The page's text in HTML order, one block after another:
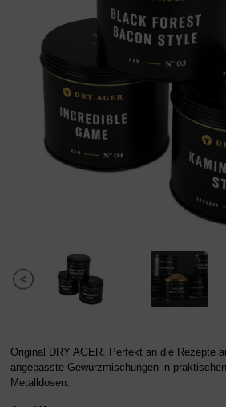
Original DRY AGER. Perfekt an die Rezepte
angepasste Gewürzmischungen in
Metalldosen.